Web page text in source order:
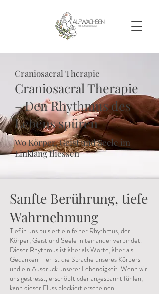
Craniosacral Therapie
Craniosacral Therapie
– Den Rhythmus des
Lebens spüren
Wo Körper, Geist und Seele im
Einklang fliessen
Sanfte Berührung, tiefe
Wahrnehmung
Tief in uns pulsiert ein feiner Rhythmus, der
Körper, Geist und Seele miteinander verbindet.
Dieser Rhythmus ist älter als Worte, älter als
Gedanken – er ist die Sprache unseres Körpers
und ein Ausdruck unserer Lebendigkeit. Wenn wir
uns gestresst, erschöpft oder angespannt fühlen,
kann dieser Fluss blockiert erscheinen.